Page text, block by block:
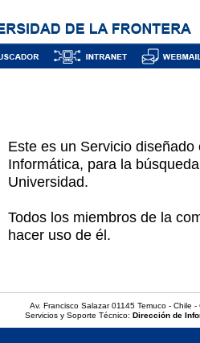
Este es un Servicio
Informática, para la
Universidad.
Todos los miembros de la
hacer uso de él.
Av. Francisco Salazar 01145 Temuco - Chile
Servicios y Soporte Técnico: Dirección de